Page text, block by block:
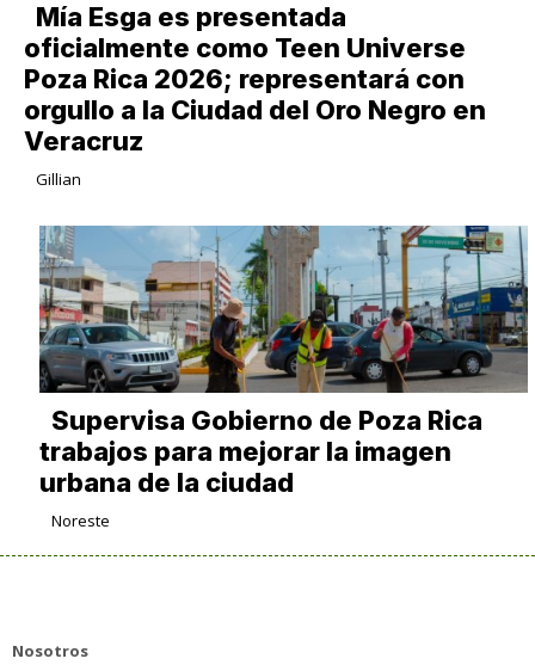
Mía Esga es presentada
oficialmente como Teen Universe
Poza Rica 2026; representará con
orgullo a la Ciudad del Oro Negro en
Veracruz
Gillian
Supervisa Gobierno de Poza Rica
trabajos para mejorar la imagen
urbana de la ciudad
Noreste
Nosotros